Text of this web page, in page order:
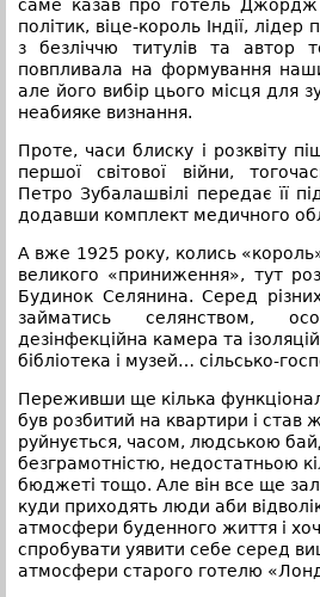
саме казав про готель Джордж
політик, віце-король Індії,
з безліччю титулів та автор
повпливала на формування
але його вибір цього місця для
неабияке визнання.
Проте, часи блиску і розквіту
першої світової війни,
Петро Зубалашвілі передає її
додавши комплект медичного
А вже 1925 року, колись
великого «приниження», тут
Будинок Селянина. Серед
займатись селянством,
дезінфекційна камера та
бібліотека і музей… сільсько-
Переживши ще кілька
був розбитий на квартири і став
руйнується, часом, людською
безграмотністю, недостатньою
бюджеті тощо. Але він все ще
куди приходять люди аби
атмосфери буденного життя і
спробувати уявити себе серед
атмосфери старого готелю